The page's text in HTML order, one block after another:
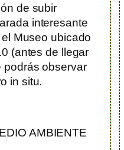
de subir
interesante
Museo ubicado
(antes de llegar
podrás observar
in situ.
AMBIENTE